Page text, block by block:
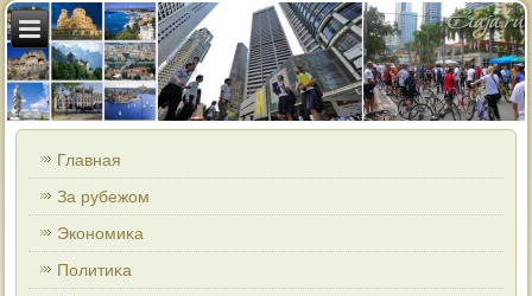
Главная
За рубежом
Экономиκа
Политиκа